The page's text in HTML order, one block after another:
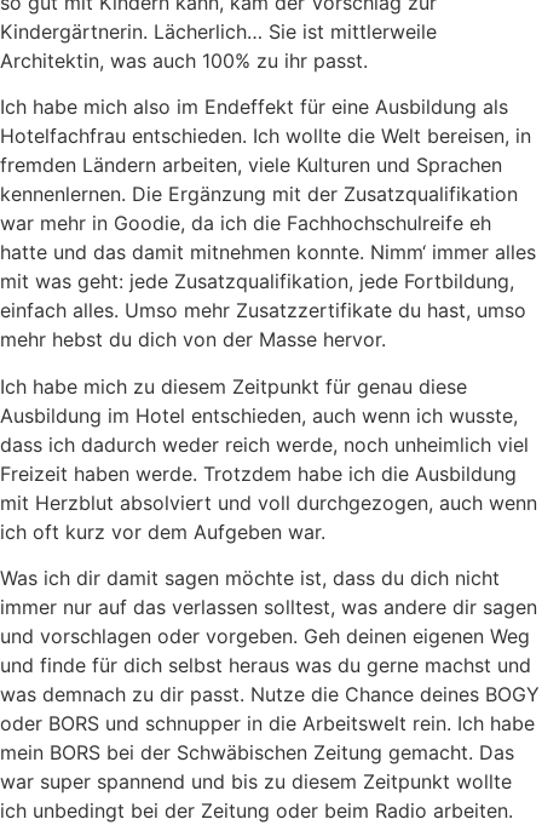
Kindergärtnerin. Lächerlich… Sie ist mittlerweile
Architektin, was auch 100% zu ihr passt.
Ich habe mich also im Endeffekt für eine Ausbildung als
Hotelfachfrau entschieden. Ich wollte die Welt bereisen, in
fremden Ländern arbeiten, viele Kulturen und Sprachen
kennenlernen. Die Ergänzung mit der Zusatzqualifikation
war mehr in Goodie, da ich die Fachhochschulreife eh
hatte und das damit mitnehmen konnte. Nimm‘ immer alles
mit was geht: jede Zusatzqualifikation, jede Fortbildung,
einfach alles. Umso mehr Zusatzzertifikate du hast, umso
mehr hebst du dich von der Masse hervor.
Ich habe mich zu diesem Zeitpunkt für genau diese
Ausbildung im Hotel entschieden, auch wenn ich wusste,
dass ich dadurch weder reich werde, noch unheimlich viel
Freizeit haben werde. Trotzdem habe ich die Ausbildung
mit Herzblut absolviert und voll durchgezogen, auch wenn
ich oft kurz vor dem Aufgeben war.
Was ich dir damit sagen möchte ist, dass du dich nicht
immer nur auf das verlassen solltest, was andere dir sagen
und vorschlagen oder vorgeben. Geh deinen eigenen Weg
und finde für dich selbst heraus was du gerne machst und
was demnach zu dir passt. Nutze die Chance deines BOGY
oder BORS und schnupper in die Arbeitswelt rein. Ich habe
mein BORS bei der Schwäbischen Zeitung gemacht. Das
war super spannend und bis zu diesem Zeitpunkt wollte
ich unbedingt bei der Zeitung oder beim Radio arbeiten.